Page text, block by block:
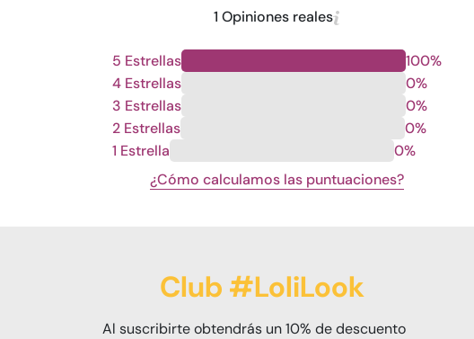
1 Opiniones reales
5 Estrellas
100%
4 Estrellas
0%
3 Estrellas
0%
2 Estrellas
0%
1 Estrella
0%
¿Cómo calculamos las puntuaciones?
Club #LoliLook
Al suscribirte obtendrás un 10% de descuento